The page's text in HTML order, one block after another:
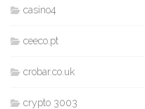
casino4
ceeco.pt
crobar.co.uk
crypto 3003